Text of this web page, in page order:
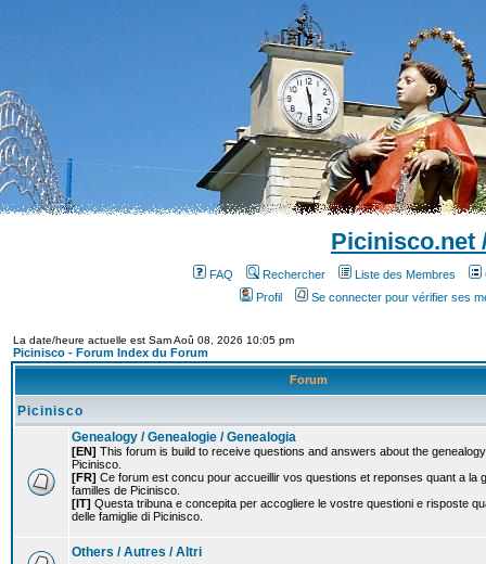
Picinisco.net
FAQ Rechercher Liste des Membres
Profil
Se connecter pour vérifier ses
La date/heure actuelle est Sam Aoû 08, 2026 10:05 pm
Picinisco - Forum Index du Forum
Forum
Picinisco
Genealogy / Genealogie / Genealogia
[EN] This forum is build to receive questions and answers about the
Picinisco.
[FR] Ce forum est concu pour accueillir vos questions et reponses quant a la
familles de Picinisco.
[IT] Questa tribuna e concepita per accogliere le vostre questioni e risposte
delle famiglie di Picinisco.
Others / Autres / Altri